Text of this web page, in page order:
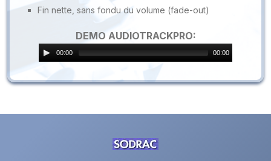
Fin nette, sans fondu du volume (fade-out)
DEMO AUDIOTRACKPRO:
00:00 00:00